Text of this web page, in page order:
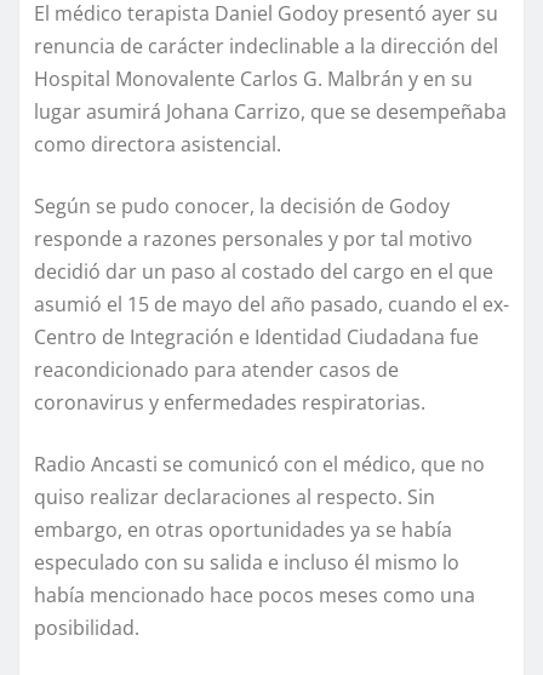
El médico terapista Daniel Godoy presentó ayer su
renuncia de carácter indeclinable a la dirección del
Hospital Monovalente Carlos G. Malbrán y en su
lugar asumirá Johana Carrizo, que se desempeñaba
como directora asistencial.
Según se pudo conocer, la decisión de Godoy
responde a razones personales y por tal motivo
decidió dar un paso al costado del cargo en el que
asumió el 15 de mayo del año pasado, cuando el ex-
Centro de Integración e Identidad Ciudadana fue
reacondicionado para atender casos de
coronavirus y enfermedades respiratorias.
Radio Ancasti se comunicó con el médico, que no
quiso realizar declaraciones al respecto. Sin
embargo, en otras oportunidades ya se había
especulado con su salida e incluso él mismo lo
había mencionado hace pocos meses como una
posibilidad.